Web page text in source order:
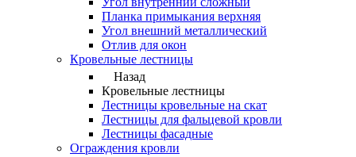
Планка примыкания верхняя
Угол внешний металлический
Отлив для окон
Кровельные лестницы
Назад
Кровельные лестницы
Лестницы кровельные на скат
Лестницы для фальцевой кровли
Лестницы фасадные
Ограждения кровли